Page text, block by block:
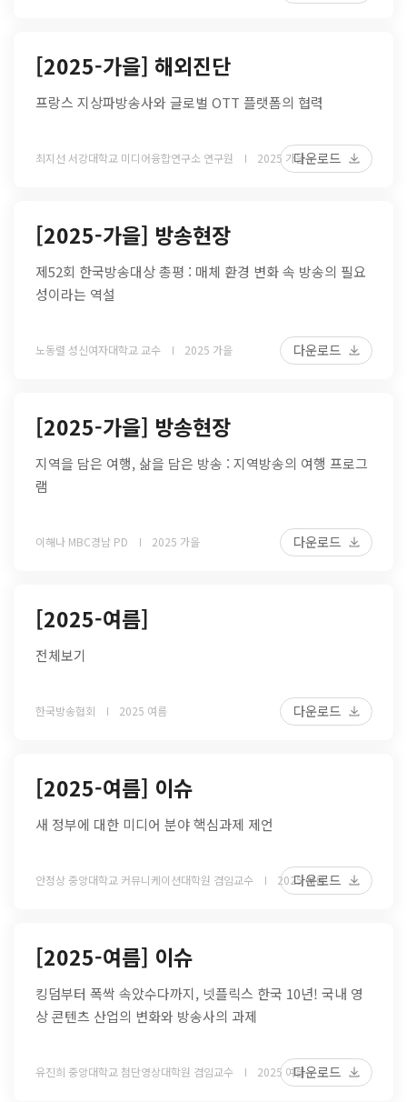
[2025-가을] 해외진단
프랑스 지상파방송사와 글로벌 OTT 플랫폼의 협력
최지선 서강대학교 미디어융합연구소 연구원 2025 가을다운로드
[2025-가을] 방송현장
제52회 한국방송대상 총평 : 매체 환경 변화 속 방송의 필요
성이라는 역설
노동렬 성신여자대학교 교수 2025 가을 다운로드
[2025-가을] 방송현장
지역을 담은 여행, 삶을 담은 방송 : 지역방송의 여행 프로그
램
이해나 MBC경남 PD 2025 가을 다운로드
[2025-여름]
전체보기
한국방송협회 2025 여름 다운로드
[2025-여름] 이슈
새 정부에 대한 미디어 분야 핵심과제 제언
안정상 중앙대학교 커뮤니케이션대학원 겸임교수 2025 여름
다운로드
[2025-여름] 이슈
킹덤부터 폭싹 속았수다까지, 넷플릭스 한국 10년! 국내 영
상 콘텐츠 산업의 변화와 방송사의 과제
유진희 중앙대학교 첨단영상대학원 겸임교수 2025 여름다운로드